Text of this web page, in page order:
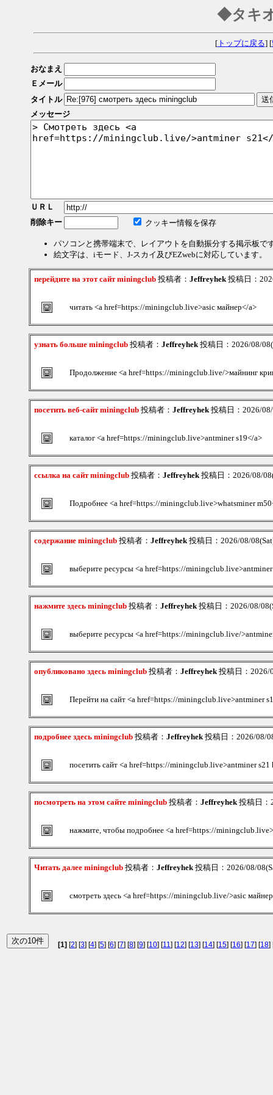
◆タキ
[トップに戻る] [
おなまえ
Ｅメール
タイトル
メッセージ
ＵＲＬ
削除キー
クッキー情報を保存
パソコンと携帯端末で、レイアウトを自動振分する掲示板で
絵文字は、iモード、J-スカイ及びEZwebに対応しています。
перейдите на этот сайт miningclub 投稿者： Jeffreyhek投稿日：
читать <a href=https://miningclub.live>asic майнер</a>
узнать больше miningclub 投稿者： Jeffreyhek投稿日：2026/08/
Продолжение <a href=https://miningclub.live/>майнинг
посетить веб-сайт miningclub 投稿者： Jeffreyhek投稿日：2026/
каталог <a href=https://miningclub.live>antminer s19</a>
ссылка на сайт miningclub 投稿者： Jeffreyhek投稿日：2026/08/
Подробнее <a href=https://miningclub.live>whatsminer
содержание miningclub 投稿者： Jeffreyhek投稿日：2026/08/
выберите ресурсы <a href=https://
нажмите здесь miningclub 投稿者： Jeffreyhek投稿日：2026/08/
выберите ресурсы <a href=https://miningclub.live/
опубликовано здесь miningclub 投稿者： Jeffreyhek投稿日：2026/
Перейти на сайт <a href=https://miningclub.live>antminer
подробнее здесь miningclub 投稿者： Jeffreyhek投稿日：2026/08/
посетить сайт <a href=https://miningclub.live>antminer s21
посмотреть на этом сайте miningclub 投稿者： Jeffreyhek投稿日：
нажмите, чтобы подробнее <a href=https://
Читать далее miningclub 投稿者： Jeffreyhek投稿日：2026/08/
смотреть здесь <a href=https://miningclub.live/>asic
[1] [2] [3] [4] [5] [6] [7] [8] [9] [10] [11] [12] [13] [14] [15] [16] [17] [18]